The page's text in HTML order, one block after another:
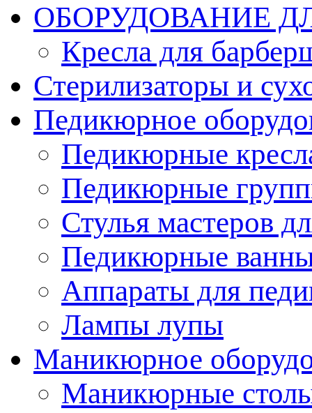
ОБОРУДОВАНИЕ
Кресла для
Стерилизаторы и
Педикюрное
Педикюрные
Педикюрные
Стулья мастеров
Педикюрные
Аппараты для
Лампы лупы
Маникюрное
Маникюрные